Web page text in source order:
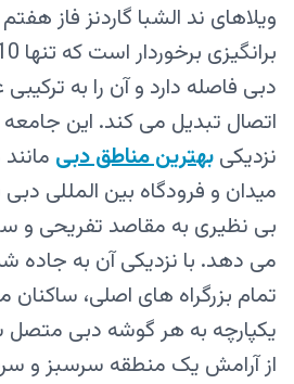
ویلاهای ند الشبا گاردنز فاز
دبی فاصله دارد و آن را به
اتصال تبدیل می کند. این جامعه
نزدیکیبهترین مناطق دبی
میدان و فرودگاه بین‌ المللی
بی‌ نظیری به مقاصد تفریحی و
می‌ دهد. با نزدیکی آن به جاده
تمام بزرگراه‌ های اصلی، ساکنان
یکپارچه به هر گوشه دبی
از آرامش یک منطقه سرسبز و